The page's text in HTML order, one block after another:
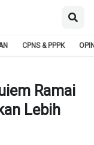
CPNS & PPPK
Ramai
Lebih